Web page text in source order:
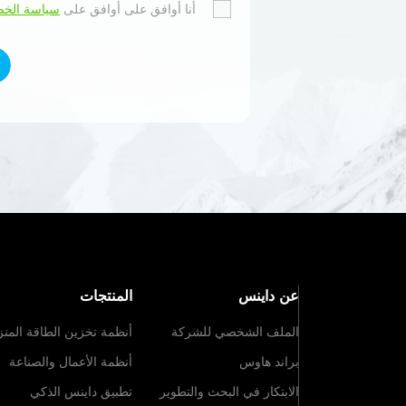
أنا أوافق على أوافق على سياسة أوافق علىسياسة الخصوصيةوأقبل
عن داينس
الملف الشخصي للشركة
براند هاوس
الابتكار في البحث والتطوير
المنتجات
أنظمة تخزين الطاقة
أنظمة الأعمال والصناعة
تطبيق داينس الذكي